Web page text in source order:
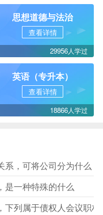
思想道德与法治
查看详情
29956人学过
英语（专升本）
查看详情
18866人学过
系，可将公司分为什么
是一种特殊的什么
下列属于债权人会议职